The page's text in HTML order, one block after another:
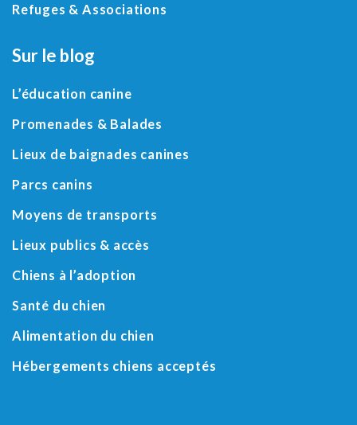
Refuges & Associations
Sur le blog
L’éducation canine
Promenades & Balades
Lieux de baignades canines
Parcs canins
Moyens de transports
Lieux publics & accès
Chiens à l’adoption
Santé du chien
Alimentation du chien
Hébergements chiens acceptés